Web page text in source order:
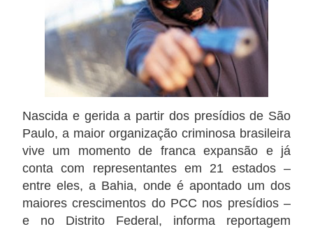
Nascida e gerida a partir dos presídios de São
Paulo, a maior organização criminosa brasileira
vive um momento de franca expansão e já
conta com representantes em 21 estados –
entre eles, a Bahia, onde é apontado um dos
maiores crescimentos do PCC nos presídios –
e no Distrito Federal, informa reportagem